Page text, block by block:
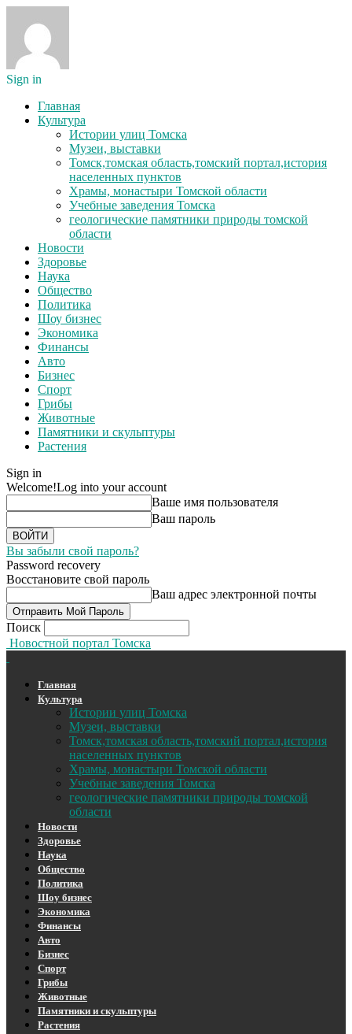
Sign in
Главная
Культура
Истории улиц Томска
Музеи, выставки
Томск,томская область,томский портал,история
населенных пунктов
Храмы, монастыри Томской области
Учебные заведения Томска
геологические памятники природы томской
области
Новости
Здоровье
Наука
Общество
Политика
Шоу бизнес
Экономика
Финансы
Авто
Бизнес
Спорт
Грибы
Животные
Памятники и скульптуры
Растения
Sign in
Welcome!Log into your account
Ваше имя пользователя
Ваш пароль
Вы забыли свой пароль?
Password recovery
Восстановите свой пароль
Ваш адрес электронной почты
Поиск
Новостной портал Томска
Главная
Культура
Истории улиц Томска
Музеи, выставки
Томск,томская область,томский портал,история
населенных пунктов
Храмы, монастыри Томской области
Учебные заведения Томска
геологические памятники природы томской
области
Новости
Здоровье
Наука
Общество
Политика
Шоу бизнес
Экономика
Финансы
Авто
Бизнес
Спорт
Грибы
Животные
Памятники и скульптуры
Растения